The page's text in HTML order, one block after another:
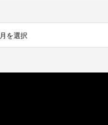
月を選択